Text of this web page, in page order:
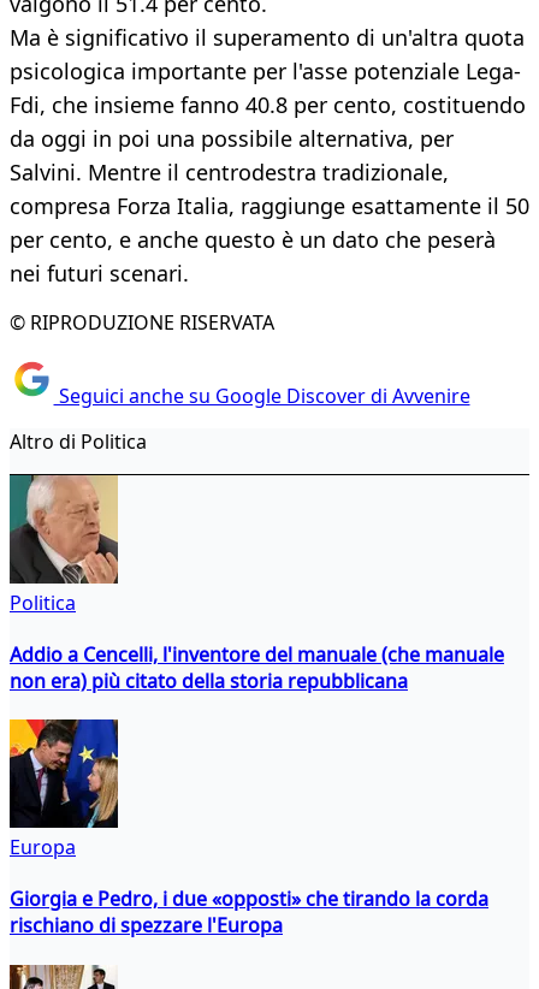
Ma è significativo il superamento di un'altra quota
psicologica importante per l'asse potenziale Lega-
Fdi, che insieme fanno 40.8 per cento, costituendo
da oggi in poi una possibile alternativa, per
Salvini. Mentre il centrodestra tradizionale,
compresa Forza Italia, raggiunge esattamente il 50
per cento, e anche questo è un dato che peserà
nei futuri scenari.
© RIPRODUZIONE RISERVATA
Seguici anche su Google Discover di Avvenire
Altro di Politica
Politica
Addio a Cencelli, l'inventore del manuale (che manuale
non era) più citato della storia repubblicana
Europa
Giorgia e Pedro, i due «opposti» che tirando la corda
rischiano di spezzare l'Europa